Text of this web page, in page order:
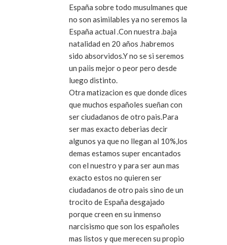
España sobre todo musulmanes que
no son asimilables ya no seremos la
España actual .Con nuestra .baja
natalidad en 20 años .habremos
sido absorvidos.Y no se si seremos
un paiis mejor o peor pero desde
luego distinto.
Otra matizacion es que donde dices
que muchos españoles sueñan con
ser ciudadanos de otro pais.Para
ser mas exacto deberias decir
algunos ya que no llegan al 10%,los
demas estamos super encantados
con el nuestro y para ser aun mas
exacto estos no quieren ser
ciudadanos de otro pais sino de un
trocito de España desgajado
porque creen en su inmenso
narcisismo que son los españoles
mas listos y que merecen su propio